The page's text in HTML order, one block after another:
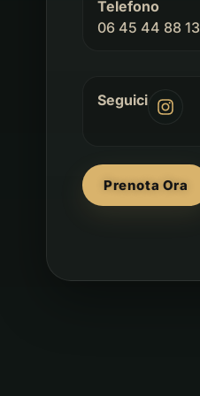
Telefono
06 45 44 88 13
Seguici
Prenota Ora